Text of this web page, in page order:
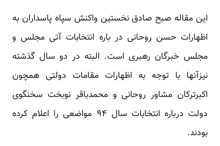
این مقاله صبح صادق نخستین واکنش سپاه پاسداران به
اظهارات حسن روحانی در باره انتخابات آتی مجلس و
مجلس خبرگان رهبری است. البته در دو سال گذشته
نیزآنها با توجه به اظهارات مقامات دولتی همچون
اکبرترکان مشاور روحانی و محمدباقر نوبخت سخنگوی
دولت درباره انتخابات سال ۹۴ مواضعی را اعلام کرده
بودند.